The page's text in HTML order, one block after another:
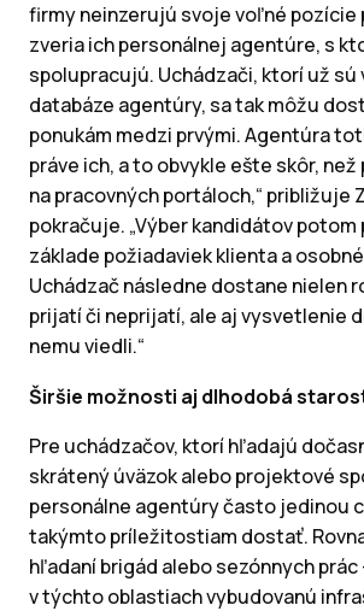
firmy neinzerujú svoje voľné pozície
zveria ich personálnej agentúre, s
spolupracujú. Uchádzači, ktorí už sú
databáze agentúry, sa tak môžu
ponukám medzi prvými. Agentúra
práve ich, a to obvykle ešte skôr,
na pracovných portáloch,“ približuje
pokračuje. „Výber kandidátov potom
základe požiadaviek klienta a
Uchádzač následne dostane nielen
prijatí či neprijatí, ale aj vysvetlenie
nemu viedli.“
Širšie možnosti aj dlhodobá
Pre uchádzačov, ktorí hľadajú
skrátený úväzok alebo projektové
personálne agentúry často jedinou
takýmto príležitostiam dostať.
hľadaní brigád alebo sezónnych
v týchto oblastiach vybudovanú